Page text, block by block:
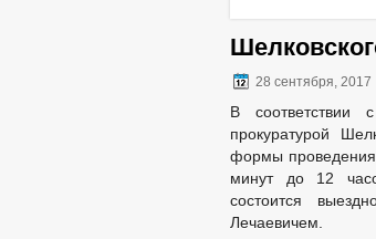
28 сентября, 2017
В соответствии
прокуратурой
формы проведения
минут до 12
состоится
Лечаевичем.